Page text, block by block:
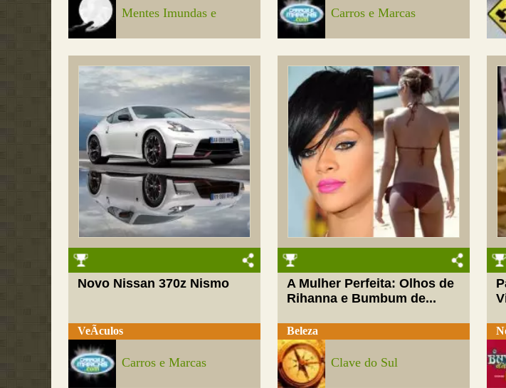
Mentes Imundas e Carros e Marcas
Novo Nissan 370z Nismo
VeÃ­culos
Carros e Marcas
A Mulher Perfeita: Olhos de
Rihanna e Bumbum de...
Beleza
Clave do Sul